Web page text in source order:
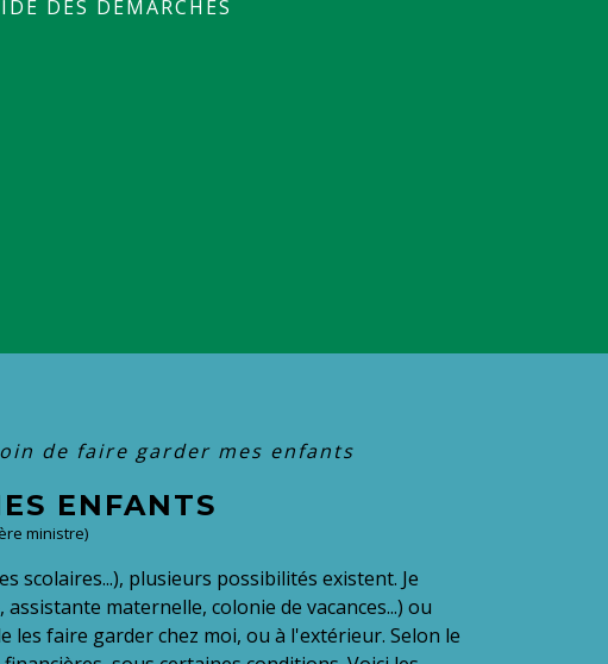
DES DÉMARCHES
de faire garder mes enfants
ENFANTS
ministre)
scolaires...), plusieurs possibilités existent. Je
maternelle, colonie de vacances...) ou
les faire garder chez moi, ou à l'extérieur. Selon le